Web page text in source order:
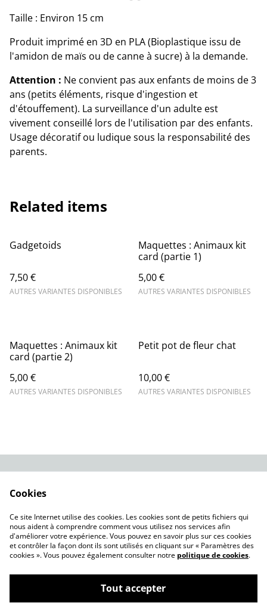
Taille : Environ 15 cm
Produit imprimé en 3D en PLA (Bioplastique issu de
l'amidon de maïs ou de canne à sucre) à la demande.
Attention : Ne convient pas aux enfants de moins de 3
ans (petits éléments, risque d'ingestion et
d'étouffement). La surveillance d'un adulte est
vivement conseillé lors de l'utilisation par des enfants.
Usage décoratif ou ludique sous la responsabilité des
parents.
Related items
Gadgetoids
7,50 €
AUTRES VARIANTES DISPONIBLES
Maquettes : Animaux kit
card (partie 1)
5,00 €
AUTRES VARIANTES DISPONIBLES
Maquettes : Animaux kit
card (partie 2)
5,00 €
AUTRES VARIANTES DISPONIBLES
Petit pot de fleur chat
10,00 €
AUTRES VARIANTES DISPONIBLES
Nos modèles à
télécharger
©2026Brixodin Performance 3D
Cookies
Ce site Internet utilise des cookies. Les cookies sont de petits fichiers qui
nous aident à comprendre comment vous utilisez nos services afin
d'améliorer votre expérience. Vous pouvez en savoir plus sur ces cookies
et contrôler la façon dont ils sont utilisés en cliquant sur « Paramètres des
cookies ». Vous pouvez également consulter notre politique de cookies.
Tout accepter